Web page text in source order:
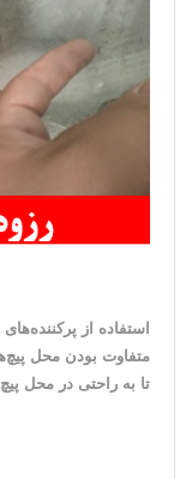
متفاوت بودن محل
تا به راحتی در محل